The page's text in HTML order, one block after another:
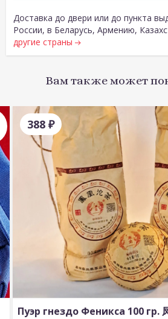
Доставка до двери или до пункта
России, в Беларусь, Армению,
другие страны
Вам также может
388 ₽
Пуэр гнездо Феникса 100 гр.